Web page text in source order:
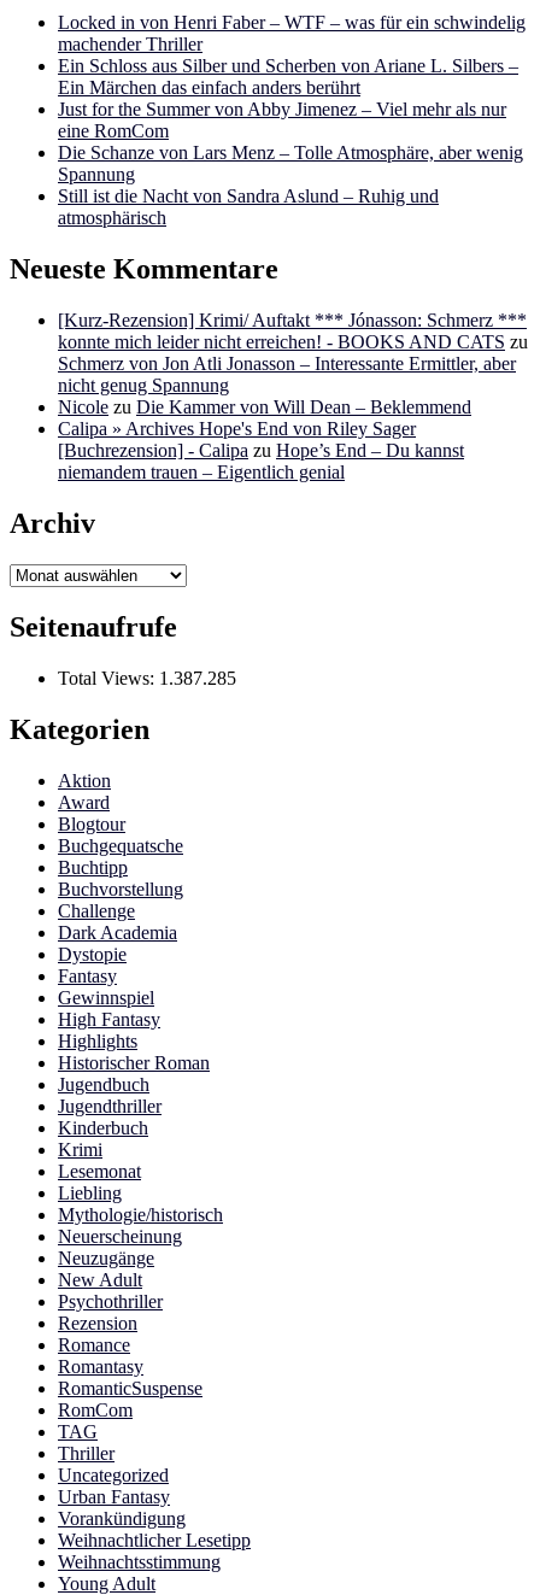
Locked in von Henri Faber – WTF – was für ein schwindelig
machender Thriller
Ein Schloss aus Silber und Scherben von Ariane L. Silbers –
Ein Märchen das einfach anders berührt
Just for the Summer von Abby Jimenez – Viel mehr als nur
eine RomCom
Die Schanze von Lars Menz – Tolle Atmosphäre, aber wenig
Spannung
Still ist die Nacht von Sandra Aslund – Ruhig und
atmosphärisch
Neueste Kommentare
[Kurz-Rezension] Krimi/ Auftakt *** Jónasson: Schmerz ***
konnte mich leider nicht erreichen! - BOOKS AND CATS zu
Schmerz von Jon Atli Jonasson – Interessante Ermittler, aber
nicht genug Spannung
Nicole zu Die Kammer von Will Dean – Beklemmend
Calipa » Archives Hope's End von Riley Sager
[Buchrezension] - Calipa zu Hope’s End – Du kannst
niemandem trauen – Eigentlich genial
Archiv
Archiv
Seitenaufrufe
Total Views: 1.387.285
Kategorien
Aktion
Award
Blogtour
Buchgequatsche
Buchtipp
Buchvorstellung
Challenge
Dark Academia
Dystopie
Fantasy
Gewinnspiel
High Fantasy
Highlights
Historischer Roman
Jugendbuch
Jugendthriller
Kinderbuch
Krimi
Lesemonat
Liebling
Mythologie/historisch
Neuerscheinung
Neuzugänge
New Adult
Psychothriller
Rezension
Romance
Romantasy
RomanticSuspense
RomCom
TAG
Thriller
Uncategorized
Urban Fantasy
Vorankündigung
Weihnachtlicher Lesetipp
Weihnachtsstimmung
Young Adult